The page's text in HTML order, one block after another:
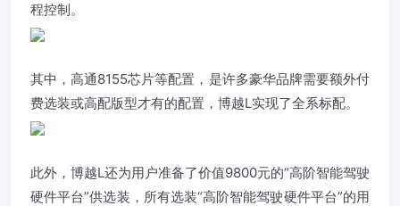
程控制。
其中，高通8155芯片等配置，是许多豪华品牌需要额外付
费选装或高配版型才有的配置，博越L实现了全系标配。
此外，博越L还为用户准备了价值9800元的“高阶智能驾驶
硬件平台”供选装，所有选装“高阶智能驾驶硬件平台”的用